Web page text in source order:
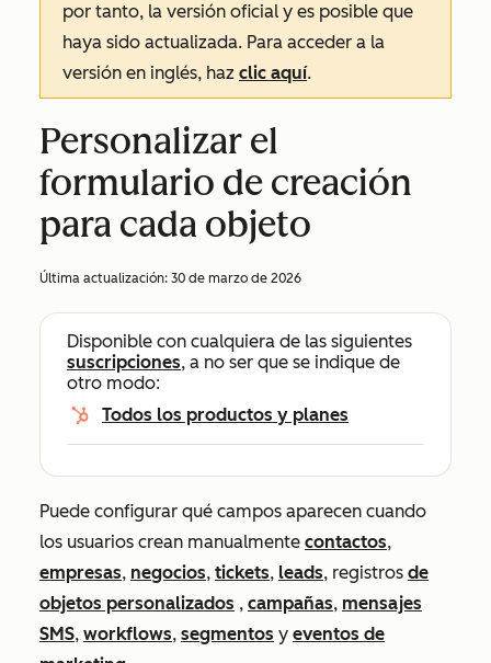
por tanto, la versión oficial y es posible que
haya sido actualizada. Para acceder a la
versión en inglés, haz clic aquí.
Personalizar el
formulario de creación
para cada objeto
Última actualización: 30 de marzo de 2026
Disponible con cualquiera de las siguientes
suscripciones, a no ser que se indique de
otro modo:
Todos los productos y planes
Puede configurar qué campos aparecen cuando
los usuarios crean manualmente contactos,
empresas, negocios, tickets, leads, registros de
objetos personalizados , campañas, mensajes
SMS, workflows, segmentos y eventos de